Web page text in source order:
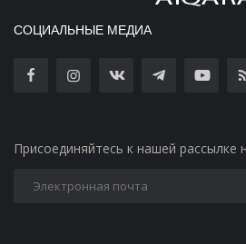
СОЦИАЛЬНЫЕ МЕДИА
Присоединяйтесь к нашей рассылке